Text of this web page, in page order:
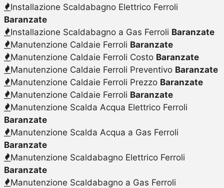
Installazione Scaldabagno Elettrico Ferroli
Baranzate
Installazione Scaldabagno a Gas Ferroli Baranzate
Manutenzione Caldaie Ferroli Baranzate
Manutenzione Caldaie Ferroli Costo Baranzate
Manutenzione Caldaie Ferroli Preventivo Baranzate
Manutenzione Caldaie Ferroli Prezzo Baranzate
Manutenzione Caldaie Ferroli Baranzate
Manutenzione Scalda Acqua Elettrico Ferroli
Baranzate
Manutenzione Scalda Acqua a Gas Ferroli
Baranzate
Manutenzione Scaldabagno Elettrico Ferroli
Baranzate
Manutenzione Scaldabagno a Gas Ferroli